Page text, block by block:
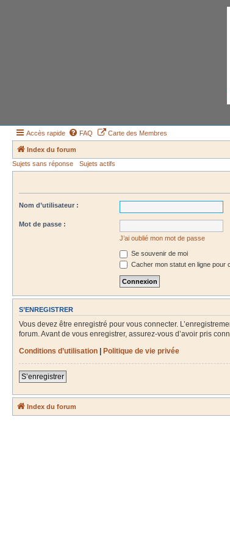
Accès rapide FAQ Carte des Membres
Index du forum
Sujets sans réponse
Sujets actifs
Nom d’utilisateur :
Mot de passe :
J’ai oublié mon mot de passe
Se souvenir de moi
Cacher mon statut en ligne pour
S’ENREGISTRER
Vous devez être enregistré pour vous connecter.
forum. Avant de vous enregistrer, assurez-vous d’avoir pris
Conditions d’utilisation | Politique de vie privée
S’enregistrer
Index du forum